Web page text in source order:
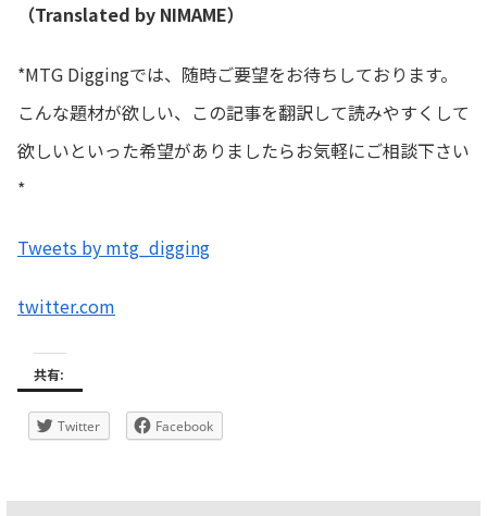
（Translated by NIMAME）
*MTG Diggingでは、随時ご要望をお待ちしております。
こんな題材が欲しい、この記事を翻訳して読みやすくして
欲しいといった希望がありましたらお気軽にご相談下さい
*
Tweets by mtg_digging
twitter.com
共有:
Twitter Facebook